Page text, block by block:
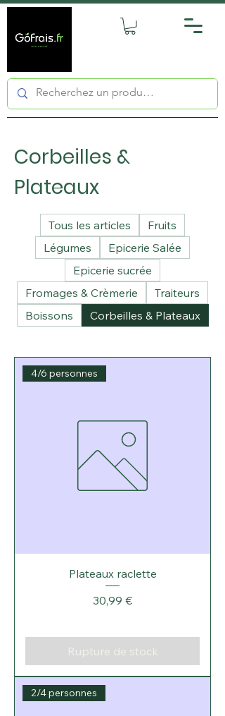
Corbeilles &
Plateaux
Tous les articles
Fruits
Légumes
Epicerie Salée
Epicerie sucrée
Fromages & Crèmerie
Traiteurs
Boissons
Corbeilles & Plateaux
4/6 personnes
Plateaux raclette
Prix
30,99 €
Rupture de stock
2/4 personnes